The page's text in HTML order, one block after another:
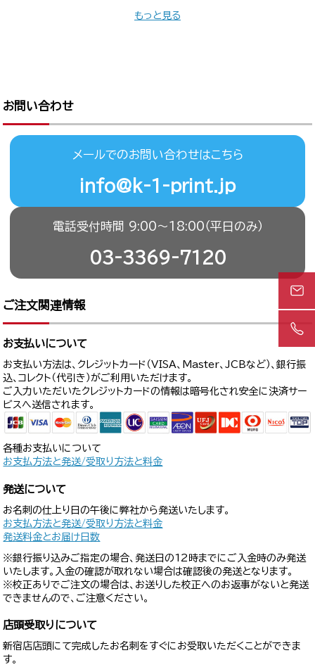
もっと見る
お問い合わせ
メールでのお問い合わせはこちら
info@k-1-print.jp
電話受付時間 9:00〜18:00（平日のみ）
03-3369-7120
ご注文関連情報
お支払いについて
お支払い方法は、クレジットカード（VISA、Master、JCBなど）、銀行振
込、コレクト（代引き）がご利用いただけます。
ご入力いただいたクレジットカードの情報は暗号化され安全に決済サー
ビスへ送信されます。
各種お支払いについて
お支払方法と発送/受取り方法と料金
発送について
お名刺の仕上り日の午後に弊社から発送いたします。
お支払方法と発送/受取り方法と料金
発送料金とお届け日数
※銀行振り込みご指定の場合、発送日の12時までにご入金時のみ発送
いたします。入金の確認が取れない場合は確認後の発送となります。
※校正ありでご注文の場合は、お送りした校正へのお返事がないと発送
できませんので、ご注意ください。
店頭受取りについて
新宿店店頭にて完成したお名刺をすぐにお受取いただくことができま
す。